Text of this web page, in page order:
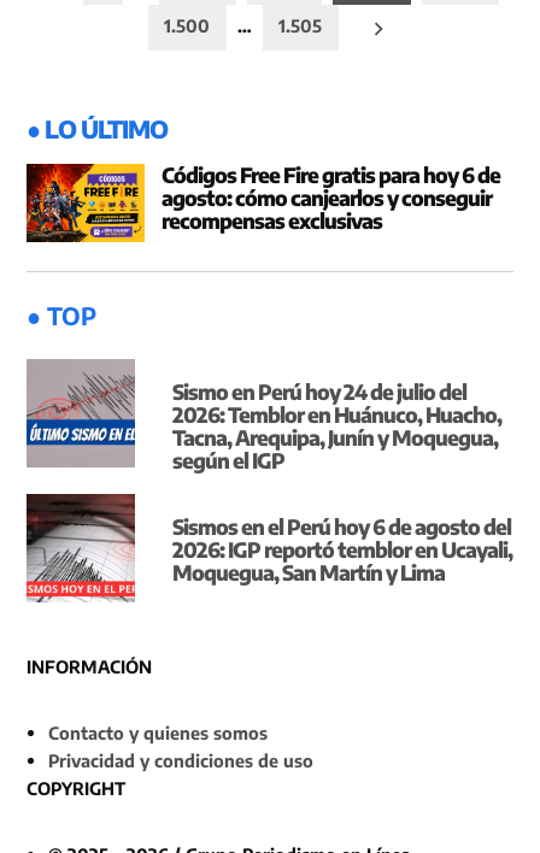
1.500 … 1.505
● LO ÚLTIMO
Códigos Free Fire gratis para hoy 6 de
agosto: cómo canjearlos y conseguir
recompensas exclusivas
● TOP
Sismo en Perú hoy 24 de julio del
2026: Temblor en Huánuco, Huacho,
Tacna, Arequipa, Junín y Moquegua,
según el IGP
Sismos en el Perú hoy 6 de agosto del
2026: IGP reportó temblor en Ucayali,
Moquegua, San Martín y Lima
INFORMACIÓN
Contacto y quienes somos
Privacidad y condiciones de uso
COPYRIGHT